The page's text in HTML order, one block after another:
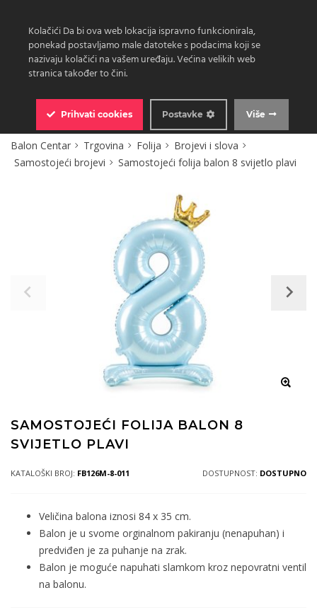
Balon Centar Trgovina Folija
Brojevi i slova
Samostojeći brojevi
Samostojeći folija balon 8 svijetlo plavi
SAMOSTOJEĆI FOLIJA BALON 8
SVIJETLO PLAVI
KATALOŠKI BROJ: FB126M-8-011 DOSTUPNOST: DOSTUPNO
Veličina balona iznosi 84 x 35 cm.
Balon je u svome orginalnom pakiranju (nenapuhan) i
predviđen je za puhanje na zrak.
Balon je moguće napuhati slamkom kroz nepovratni ventil
na balonu.
Kolačići Da bi ova web lokacija ispravno funkcionirala,
ponekad postavljamo male datoteke s podacima koji se
nazivaju kolačići na vašem uređaju. Većina velikih web
stranica također to čini.
Prihvati cookies Više
Postavke